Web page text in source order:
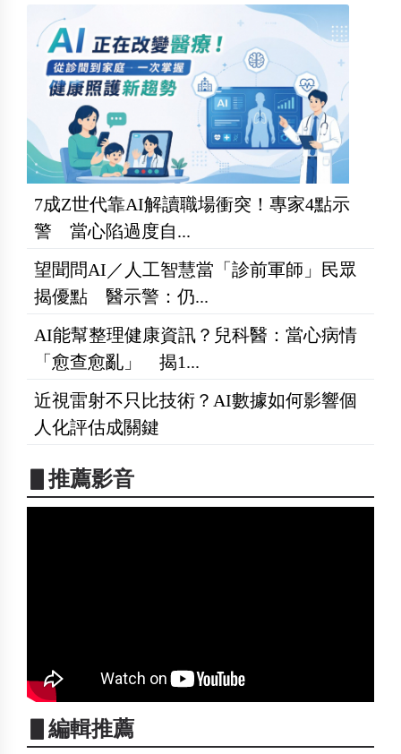
7成Z世代靠AI解讀職場衝突！專家4點示
警 當心陷過度自...
望聞問AI／人工智慧當「診前軍師」民眾
揭優點 醫示警：仍...
AI能幫整理健康資訊？兒科醫：當心病情
「愈查愈亂」 揭1...
近視雷射不只比技術？AI數據如何影響個
人化評估成關鍵
▋推薦影音
▋編輯推薦